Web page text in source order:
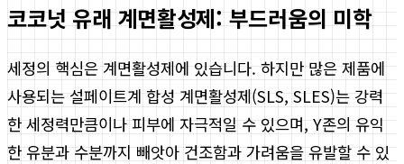
코코넛 유래 계면활성제: 부드러움의 미학
세정의 핵심은 계면활성제에 있습니다. 하지만 많은 제품에
사용되는 설페이트계 합성 계면활성제(SLS, SLES)는 강력
한 세정력만큼이나 피부에 자극적일 수 있으며, Y존의 유익
한 유분과 수분까지 빼앗아 건조함과 가려움을 유발할 수 있